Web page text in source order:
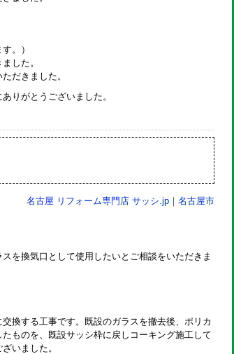
。）
した。
だきました。
りがとうございました。
名古屋 リフォーム専門店 サッシ.jp｜名古屋市
を換気口として使用したいとご相談をいただきま
換する工事です。既設のガラスを撤去後、ポリカ
ものを、既設サッシ枠に戻しコーキング施工して
いました。